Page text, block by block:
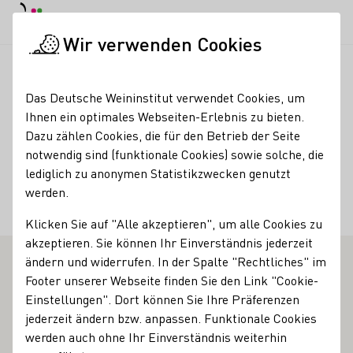
Weinmanufaktur
Walporzheim
Services
Restaurant
Vinothek
Walporzheim an der Ahr ist ein malerischer Flecken Erde,
ganz im Norden von Rheinland-Pfalz. Seit jeher waren
Wir verwenden Cookies
Das Deutsche Weininstitut verwendet Cookies, um
Ihnen ein optimales Webseiten-Erlebnis zu bieten.
Dazu zählen Cookies, die für den Betrieb der Seite
notwendig sind (funktionale Cookies) sowie solche, die
lediglich zu anonymen Statistikzwecken genutzt
werden.
Klicken Sie auf "Alle akzeptieren", um alle Cookies zu
akzeptieren. Sie können Ihr Einverständnis jederzeit
ändern und widerrufen. In der Spalte "Rechtliches" im
Footer unserer Webseite finden Sie den Link "Cookie-
Einstellungen". Dort können Sie Ihre Präferenzen
jederzeit ändern bzw. anpassen. Funktionale Cookies
werden auch ohne Ihr Einverständnis weiterhin